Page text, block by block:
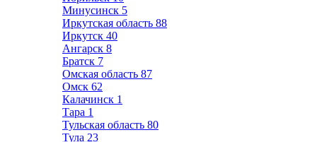
Минусинск 5
Иркутская область 88
Иркутск 40
Ангарск 8
Братск 7
Омская область 87
Омск 62
Калачинск 1
Тара 1
Тульская область 80
Тула 23